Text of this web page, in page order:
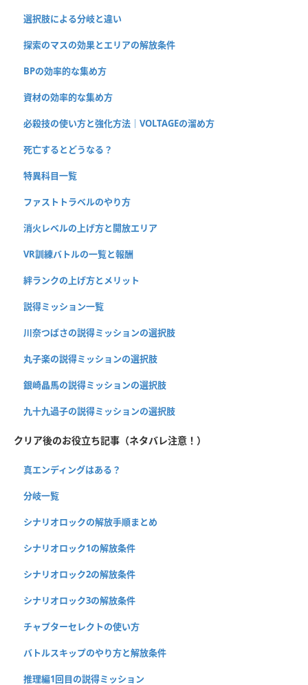
選択肢による分岐と違い
探索のマスの効果とエリアの解放条件
BPの効率的な集め方
資材の効率的な集め方
必殺技の使い方と強化方法｜VOLTAGEの溜め方
死亡するとどうなる？
特異科目一覧
ファストトラベルのやり方
消火レベルの上げ方と開放エリア
VR訓練バトルの一覧と報酬
絆ランクの上げ方とメリット
説得ミッション一覧
川奈つばさの説得ミッションの選択肢
丸子楽の説得ミッションの選択肢
銀崎晶馬の説得ミッションの選択肢
九十九過子の説得ミッションの選択肢
クリア後のお役立ち記事（ネタバレ注意！）
真エンディングはある？
分岐一覧
シナリオロックの解放手順まとめ
シナリオロック1の解放条件
シナリオロック2の解放条件
シナリオロック3の解放条件
チャプターセレクトの使い方
バトルスキップのやり方と解放条件
推理編1回目の説得ミッション